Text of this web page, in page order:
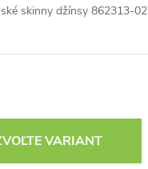
skinny džínsy 862313-02
VARIANT